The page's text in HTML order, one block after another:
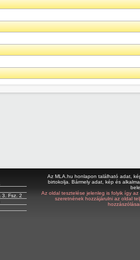
3. Fsz. 2
Az MLA.hu honlapon található adat,
birtokolja. Bármely adat, kép és
Az oldal tesztelése jelenleg is folyik így
szeretnének hozzájárulni az oldal